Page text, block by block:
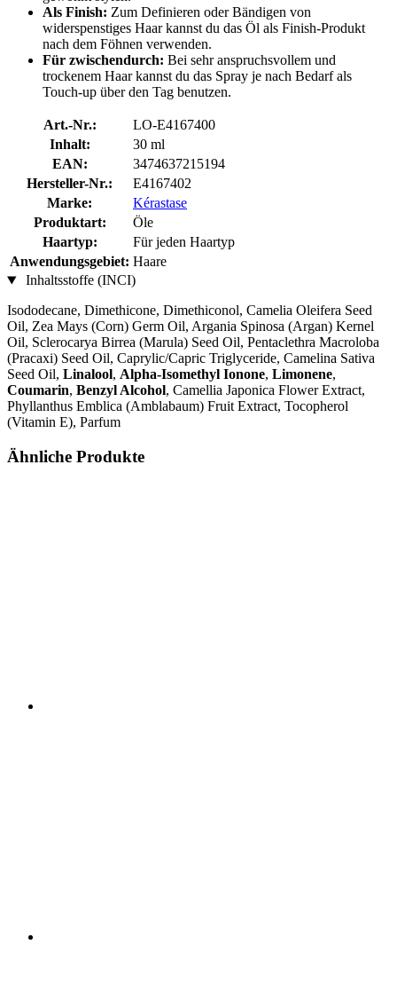
Als Finish: Zum Definieren oder Bändigen von
widerspenstiges Haar kannst du das Öl als Finish-Produkt
nach dem Föhnen verwenden.
Für zwischendurch: Bei sehr anspruchsvollem und
trockenem Haar kannst du das Spray je nach Bedarf als
Touch-up über den Tag benutzen.
Art.-Nr.:
LO-E4167400
Inhalt:
30 ml
EAN:
3474637215194
Hersteller-Nr.:
E4167402
Marke:
Kérastase
Produktart:
Öle
Haartyp:
Für jeden Haartyp
Anwendungsgebiet: Haare
Inhaltsstoffe (INCI)
Isododecane, Dimethicone, Dimethiconol, Camelia Oleifera Seed
Oil, Zea Mays (Corn) Germ Oil, Argania Spinosa (Argan) Kernel
Oil, Sclerocarya Birrea (Marula) Seed Oil, Pentaclethra Macroloba
(Pracaxi) Seed Oil, Caprylic/Capric Triglyceride, Camelina Sativa
Seed Oil, Linalool, Alpha-Isomethyl Ionone, Limonene,
Coumarin, Benzyl Alcohol, Camellia Japonica Flower Extract,
Phyllanthus Emblica (Amblabaum) Fruit Extract, Tocopherol
(Vitamin E), Parfum
Ähnliche Produkte